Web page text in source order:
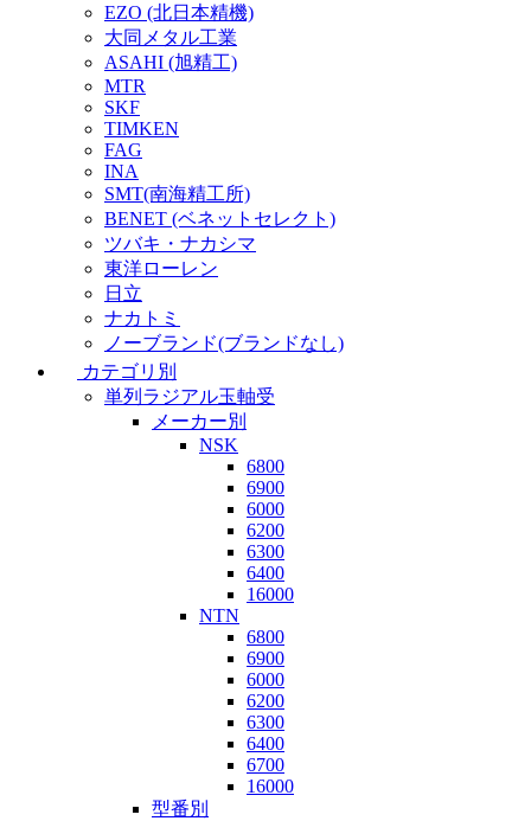
EZO (北日本精機)
大同メタル工業
ASAHI (旭精工)
MTR
SKF
TIMKEN
FAG
INA
SMT(南海精工所)
BENET (ベネットセレクト)
ツバキ・ナカシマ
東洋ローレン
日立
ナカトミ
ノーブランド(ブランドなし)
カテゴリ別
単列ラジアル玉軸受
メーカー別
NSK
6800
6900
6000
6200
6300
6400
16000
NTN
6800
6900
6000
6200
6300
6400
6700
16000
型番別